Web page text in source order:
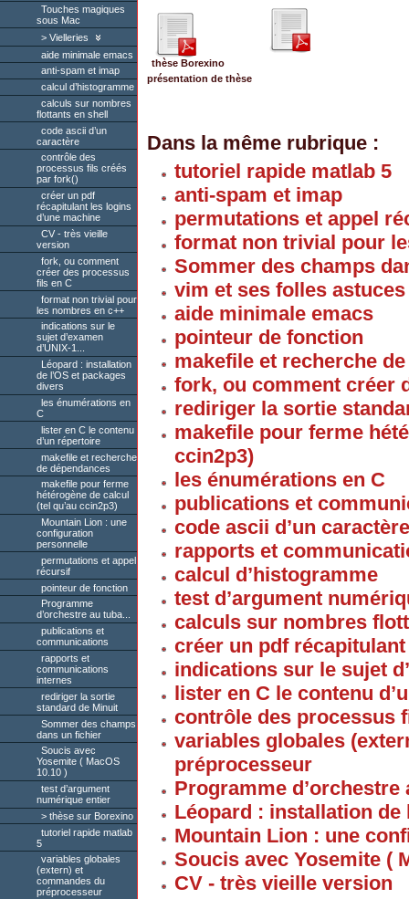
Touches magiques
sous Mac
Vielleries
aide minimale emacs
anti-spam et imap
calcul d’histogramme
calculs sur nombres
flottants en shell
code ascii d’un
caractère
contrôle des
processus fils créés
par fork()
créer un pdf
récapitulant les logins
d’une machine
CV - très vieille
version
fork, ou comment
créer des processus
fils en C
format non trivial pour
les nombres en c++
indications sur le
sujet d’examen
d’UNIX-1...
Léopard : installation
de l’OS et packages
divers
les énumérations en
C
lister en C le contenu
d’un répertoire
makefile et recherche
de dépendances
makefile pour ferme
hétérogène de calcul
(tel qu’au ccin2p3)
Mountain Lion : une
configuration
personnelle
permutations et appel
récursif
pointeur de fonction
Programme
d’orchestre au tuba...
publications et
communications
rapports et
communications
internes
rediriger la sortie
standard de Minuit
Sommer des champs
dans un fichier
Soucis avec
Yosemite ( MacOS
10.10 )
test d’argument
numérique entier
thèse sur Borexino
tutoriel rapide matlab
5
variables globales
(extern) et
commandes du
préprocesseur
thèse Borexino
présentation de thèse
Dans la même rubrique :
tutoriel rapide matlab 5
anti-spam et imap
permutations et appel
format non trivial pour
Sommer des champs
vim et ses folles astuces
aide minimale emacs
pointeur de fonction
makefile et recherche
fork, ou comment créer
rediriger la sortie
makefile pour ferme
ccin2p3)
les énumérations en C
publications et
code ascii d’un caractère
rapports et
calcul d’histogramme
test d’argument
calculs sur nombres
créer un pdf
indications sur le sujet
lister en C le contenu
contrôle des processus
variables globales
préprocesseur
Programme d’orchestre
Léopard : installation de
Mountain Lion : une
Soucis avec Yosemite (
CV - très vieille version